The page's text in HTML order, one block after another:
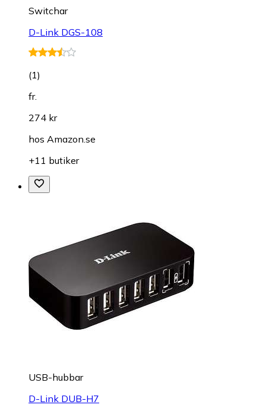
Switchar
D-Link DGS-108
(1)
fr.
274 kr
hos Amazon.se
+11 butiker
USB-hubbar
D-Link DUB-H7